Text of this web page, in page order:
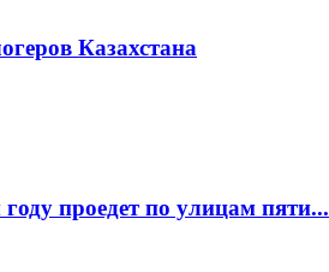
Казахстана
проедет по улицам пяти...